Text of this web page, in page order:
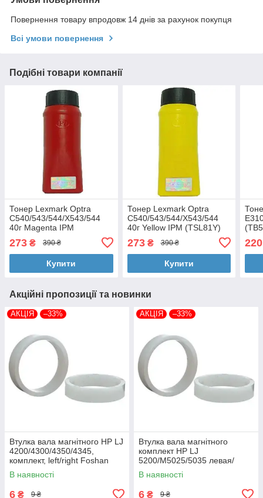
Повернення товару впродовж 14 днів за рахунок покупця
Всі умови повернення
Подібні товари компанії
Тонер Lexmark Optra
C540/543/544/X543/544
40г Magenta IPM
273 ₴ 390 ₴
Купити
Тонер Lexmark Optra
C540/543/544/X543/544
40г Yellow IPM (TSL81Y)
273₴ 390 ₴
Купити
220
Акційні пропозиції та новинки
АКЦІЯ –33%
Втулка вала магнітного HP LJ
4200/4300/4350/4345,
комплект, left/right Foshan
(MAG-1338A-BSH-Foshan)
В наявності
6 ₴ 9 ₴
АКЦІЯ –33%
Втулка вала магнітного
комплект HP LJ
5200/M5025/5035 левая/
правая Foshan (MAG-7516A-
BSH-Foshan)
В наявності
6 ₴ 9 ₴